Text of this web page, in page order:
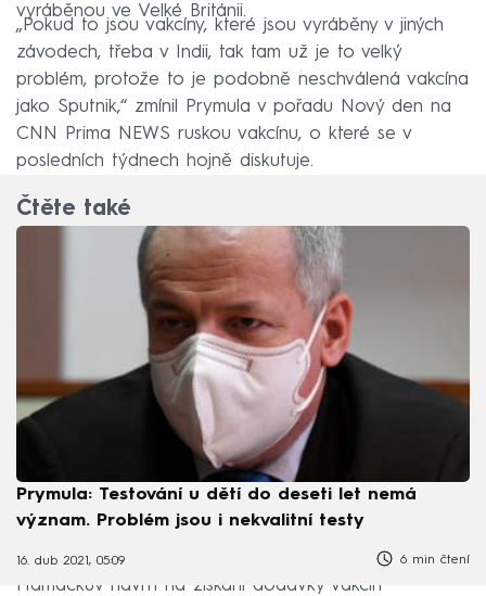
vyráběnou ve Velké Británii.
„Pokud to jsou vakcíny, které jsou vyráběny v jiných
závodech, třeba v Indii, tak tam už je to velký
problém, protože to je podobně neschválená vakcína
jako Sputnik,“ zmínil Prymula v pořadu Nový den na
CNN Prima NEWS ruskou vakcínu, o které se v
posledních týdnech hojně diskutuje.
Čtěte také
Prymula: Testování u dětí do deseti let nemá
význam. Problém jsou i nekvalitní testy
16. dub 2021, 05:09 6 min čtení
Hamáčkův návrh na získání dodávky vakcín